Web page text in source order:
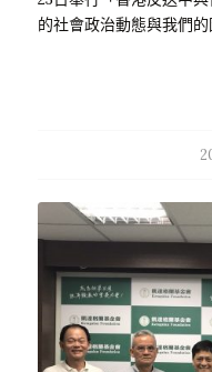
的社會政治動態與我們